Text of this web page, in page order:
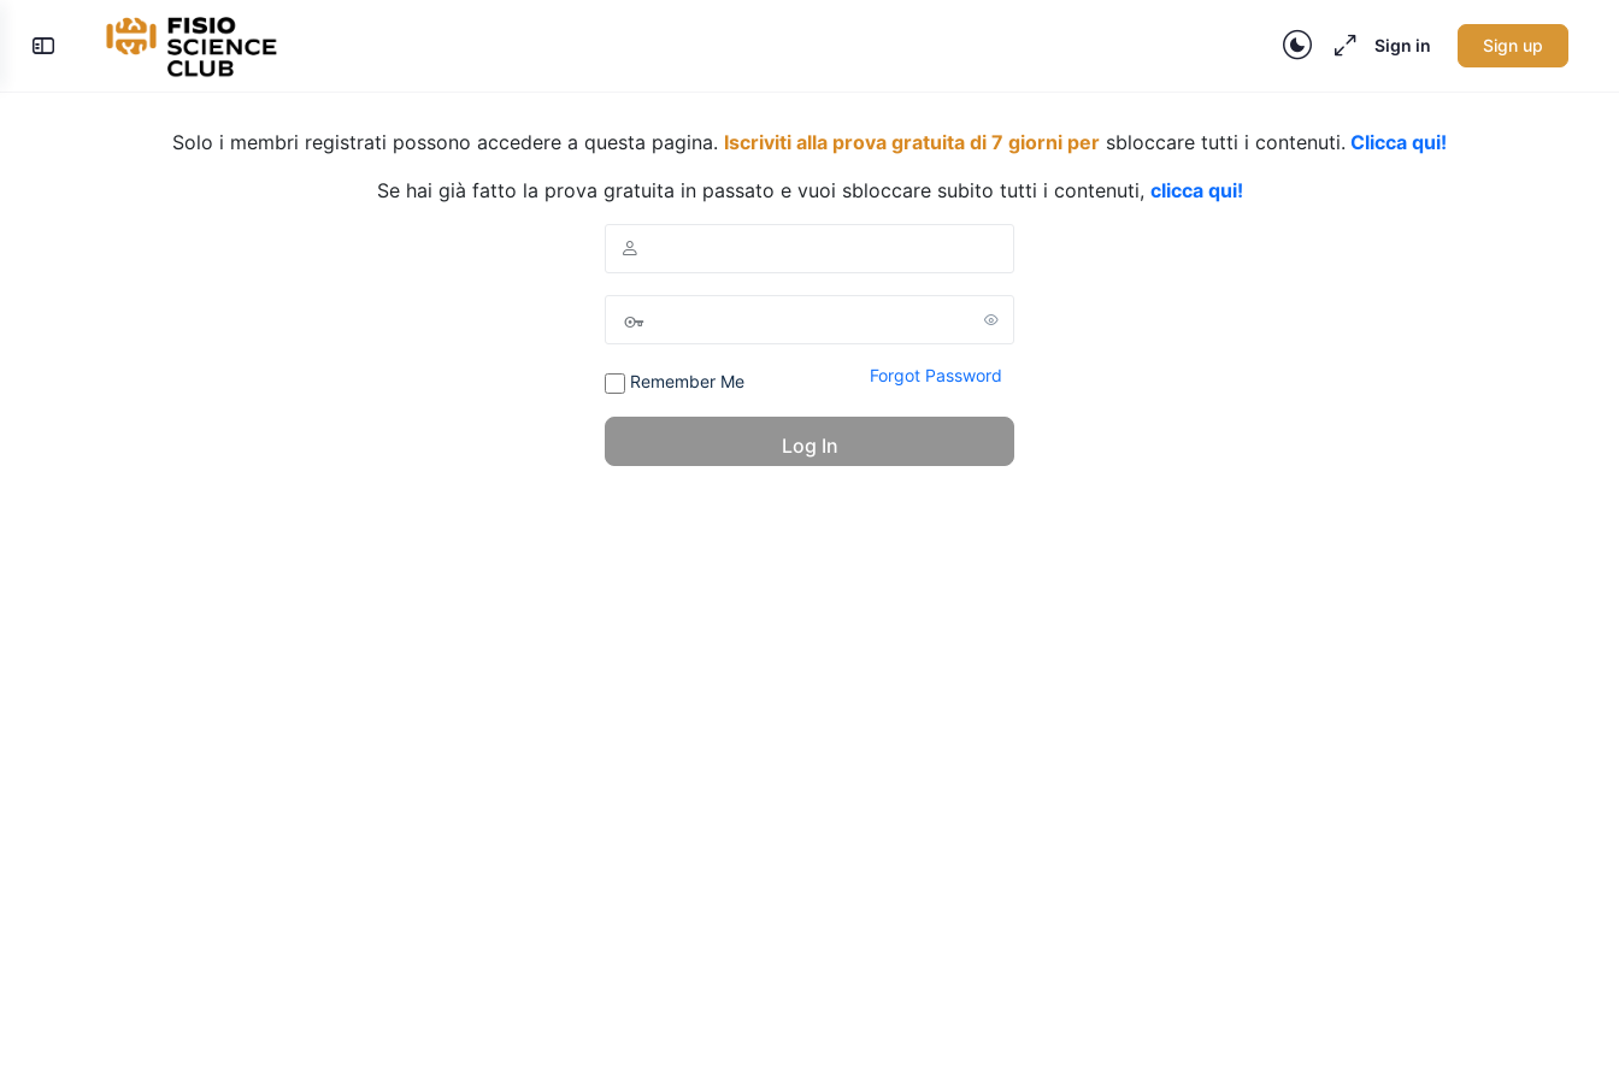
Toggle
Sign in Sign up
Solo i membri registrati possono accedere a questa pagina. Iscriviti alla prova gratuita di 7 giorni per sbloccare tutti i contenuti. Clicca qui!
Se hai già fatto la prova gratuita in passato e vuoi sbloccare subito tutti i contenuti, clicca qui!
Remember Me Forgot Password